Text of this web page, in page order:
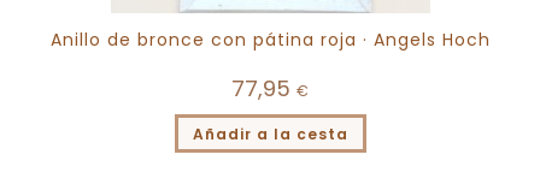
Anillo de bronce con pátina roja · Angels Hoch
77,95 €
Añadir a la cesta